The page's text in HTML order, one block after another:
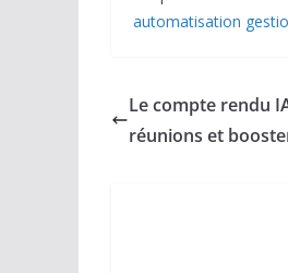
automatisation
Le compte rendu
réunions et